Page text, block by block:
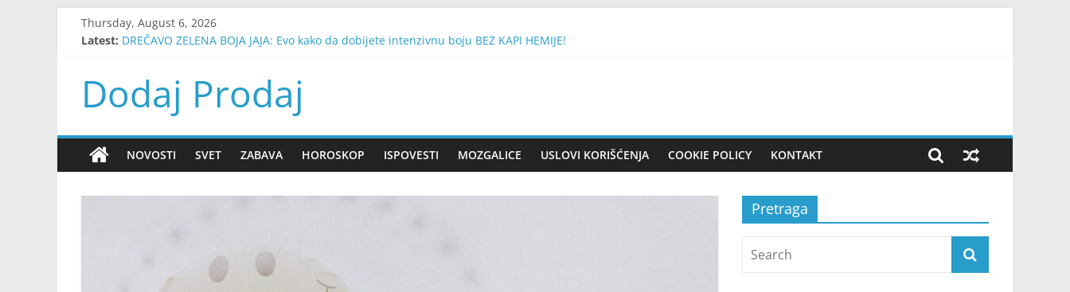
Thursday, August 6, 2026
Latest: DREČAVO ZELENA BOJA JAJA: Evo kako da dobijete intenzivnu boju BEZ KAPI HEMIJE!
Evo Kako Možete Saznati Da Li Vam Neko Prisluškuje Mobitel
OVAJ ČOVEK JE U NIŠU NEUTRALISAO TONU TEŠKU NATO BOMBU SA 430 KG EKSPLOZIVA: Nisam sujeveran, ali ovako uvek pripremam teren! FOTO
Dodaj Prodaj
NOVOSTI SVET ZABAVA HOROSKOP ISPOVESTI MOZGALICE USLOVI KORIŠĆENJA COOKIE POLICY KONTAKT
Pretraga